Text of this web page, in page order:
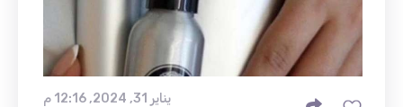
يناير 31, 2024, 12:16 م